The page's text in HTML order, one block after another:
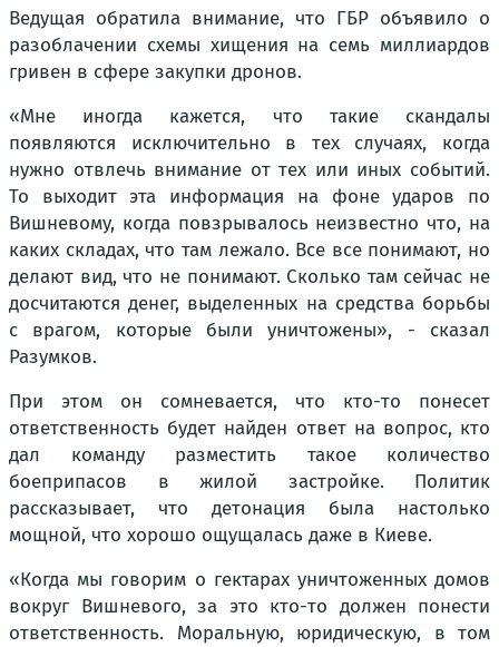
Ведущая обратила внимание, что ГБР объявило о
разоблачении схемы хищения на семь миллиардов
гривен в сфере закупки дронов.
«Мне иногда кажется, что такие скандалы
появляются исключительно в тех случаях, когда
нужно отвлечь внимание от тех или иных событий.
То выходит эта информация на фоне ударов по
Вишневому, когда повзрывалось неизвестно что, на
каких складах, что там лежало. Все все понимают, но
делают вид, что не понимают. Сколько там сейчас не
досчитаются денег, выделенных на средства борьбы
с врагом, которые были уничтожены», - сказал
Разумков.
При этом он сомневается, что кто-то понесет
ответственность будет найден ответ на вопрос, кто
дал команду разместить такое количество
боеприпасов в жилой застройке. Политик
рассказывает, что детонация была настолько
мощной, что хорошо ощущалась даже в Киеве.
«Когда мы говорим о гектарах уничтоженных домов
вокруг Вишневого, за это кто-то должен понести
ответственность. Моральную, юридическую, в том